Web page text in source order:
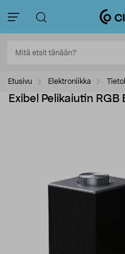
Etusivu Elektroniikka
Exibel Pelikaiutin